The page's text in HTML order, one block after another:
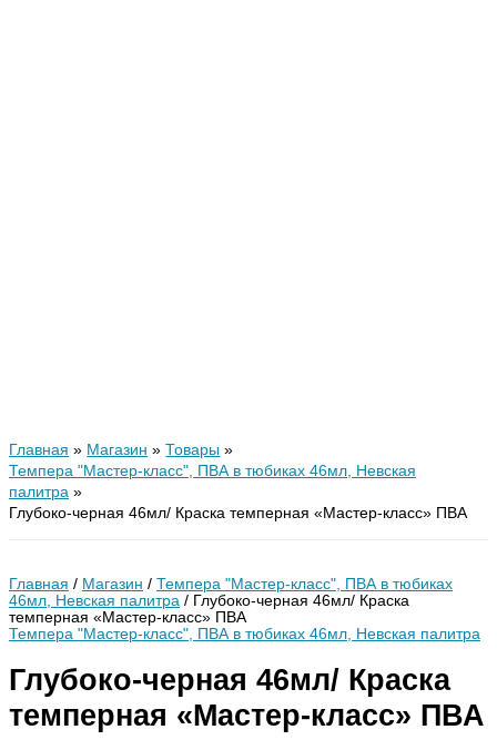
Главная Магазин
Товары
Темпера "Мастер-класс", ПВА в тюбиках 46мл, Невская
палитра
Глубоко-черная 46мл/ Краска темперная «Мастер-класс» ПВА
Главная / Магазин / Темпера "Мастер-класс", ПВА в тюбиках
46мл, Невская палитра / Глубоко-черная 46мл/ Краска
темперная «Мастер-класс» ПВА
Темпера "Мастер-класс", ПВА в тюбиках 46мл, Невская палитра
Глубоко-черная 46мл/ Краска
темперная «Мастер-класс» ПВА